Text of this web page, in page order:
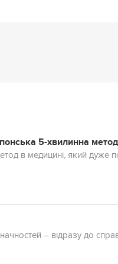
5-хвилинна
в медицині, який дуже
– відразу до